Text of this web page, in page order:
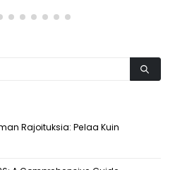
Rajoituksia: Pelaa Kuin